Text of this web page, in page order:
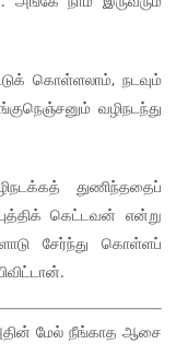
கொள்ளலாம், நடவும்
வழிநடந்து
துணிந்ததைப்
கெட்டவன் என்று
சேர்ந்து கொள்ளப்
மேல் நீங்காத ஆசை